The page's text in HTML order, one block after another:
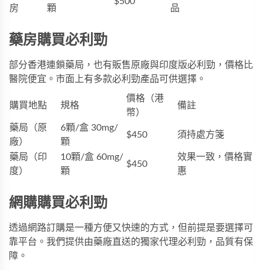
房
顆
品
藥房購買必利勁
部分香港連鎖藥局，也有販售原廠與印度版必利勁，價格比
醫院便宜。市面上有多款必利勁產品可供選擇。
購買地點 規格
價格（港
幣）
備註
藥局（原
廠）
6顆/盒 30mg/
顆
$450 須持處方箋
藥局（印
度）
10顆/盒 60mg/
顆
$450
效果一致，價格實
惠
網購購買必利勁
透過網路訂購是一種方便又快速的方式，但前提是要選擇可
靠平台。我們提供由藥廠直送的獨家代理必利勁 ，品質有保
障。